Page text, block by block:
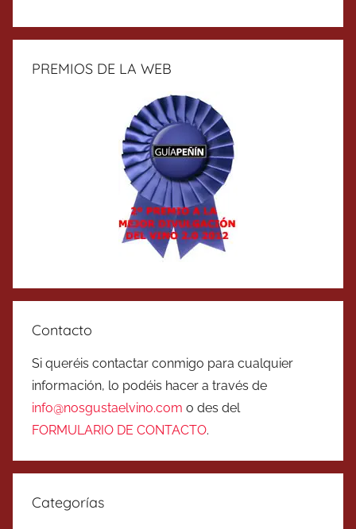
PREMIOS DE LA WEB
Contacto
Si queréis contactar conmigo para cualquier
información, lo podéis hacer a través de
info@nosgustaelvino.com o des del
FORMULARIO DE CONTACTO.
Categorías